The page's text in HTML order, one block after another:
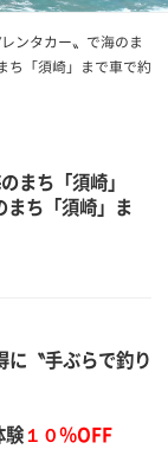
レンタカー〟で海のま
「須崎」まで車で約
まち「須崎」
ち「須崎」ま
に〝手ぶらで釣り
験 １０％OFF